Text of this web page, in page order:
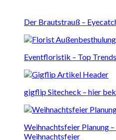
Der Brautstrauß –
Eventfloristik – Top
gigflip Sitecheck – hier
Weihnachtsfeier Planung
Weihnachtsfeier